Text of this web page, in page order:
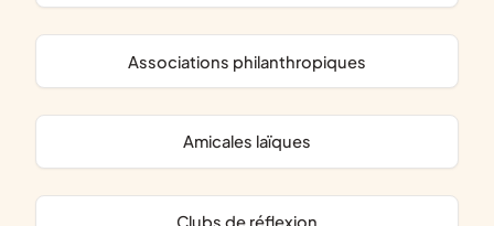
associations philanthropiques
amicales laïques
clubs de réflexion